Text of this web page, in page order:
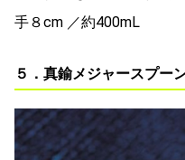
手８cm ／約400mL
５．真鍮メジャースプ